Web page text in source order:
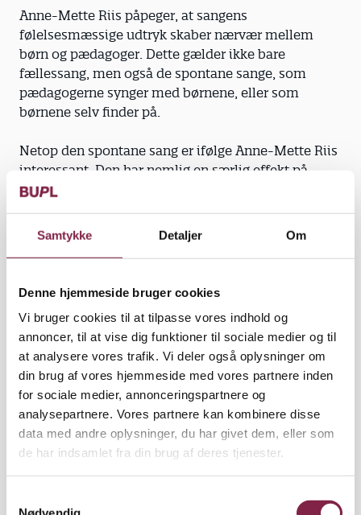
Samtykke Detaljer Om
Denne hjemmeside bruger cookies
Vi bruger cookies til at tilpasse vores indhold og
annoncer, til at vise dig funktioner til sociale medier og til
at analysere vores trafik. Vi deler også oplysninger om
din brug af vores hjemmeside med vores partnere inden
for sociale medier, annonceringspartnere og
analysepartnere. Vores partnere kan kombinere disse
data med andre oplysninger, du har givet dem, eller som
de har indsamlet fra din brug af deres tjenester.
Anne-Mette Riis påpeger, at sangens
følelsesmæssige udtryk skaber nærvær mellem
børn og pædagoger. Dette gælder ikke bare
fællessang, men også de spontane sange, som
pædagogerne synger med børnene, eller som
børnene selv finder på.
Netop den spontane sang er ifølge Anne-Mette Riis
interessant. Den har nemlig en særlig effekt på
børn.
"Når man synger med børn om de ting, de laver,
giver det børnene en øget bevidsthed," fortæller
Dette sker, ifølge Anne-Mette Riis, blandt andet,
fordi sang som kommunikationsform appellerer
anderledes til børn end tale.
"Sangen appellerer til børn på en speciel, mere
følelsesmæssig måde, end talen gør det. Samtidig
understøtter den spontane sang barnets egen
rytme," påpeger hun.